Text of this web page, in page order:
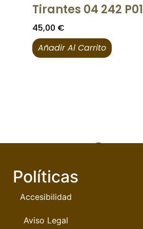
Tirantes 04 242 P01
45,00 €
Añadir Al Carrito
Políticas
Accesibilidad
Aviso Legal